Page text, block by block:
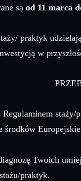
są od 11 marca
praktyk
w
Regulaminem
środków
Twoich
praktyk.